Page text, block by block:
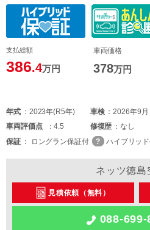
支払総額
386.4万円
車両価格
378万円
年式 2023年(R5年) 車検 2026年9月
車両評価点 4.5 修復歴 なし
保証
ロングラン保証付 ハイブリッ
ネッツ徳島
見積依頼（無料）
088-699-